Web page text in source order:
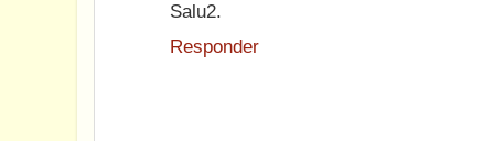
Salu2.
Responder